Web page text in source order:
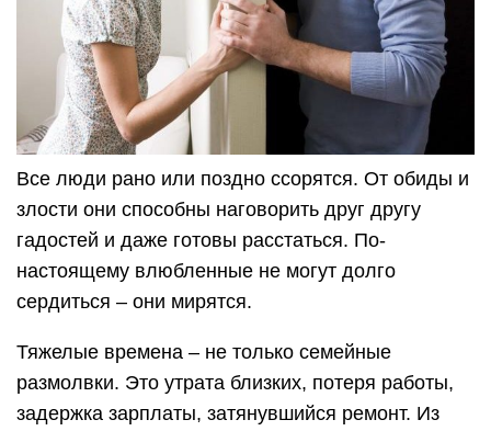
Все люди рано или поздно ссорятся. От обиды и
злости они способны наговорить друг другу
гадостей и даже готовы расстаться. По-
настоящему влюбленные не могут долго
сердиться – они мирятся.
Тяжелые времена – не только семейные
размолвки. Это утрата близких, потеря работы,
задержка зарплаты, затянувшийся ремонт. Из